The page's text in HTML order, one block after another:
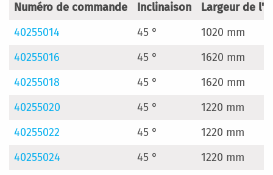
Numéro de commande Inclinaison
Largeur de
40255014
45 °
1020 mm
40255016
45 °
1620 mm
40255018
45 °
1620 mm
40255020
45 °
1220 mm
40255022
45 °
1220 mm
40255024
45 °
1220 mm